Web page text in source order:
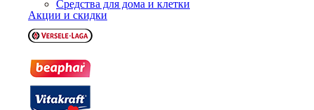
Средства для дома и клетки
Акции и скидки